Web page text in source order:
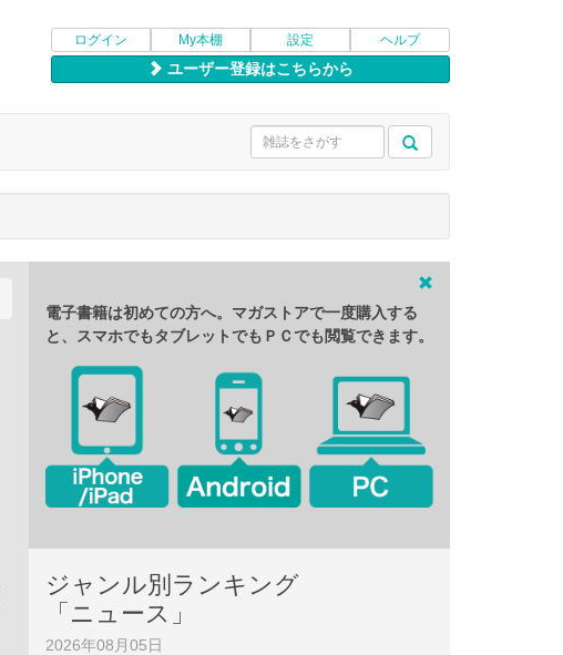
ログイン My本棚 設定 ヘルプ
ユーザー登録はこちらから
電子書籍は初めての方へ。マガストアで一度購入する
と、スマホでもタブレットでもＰＣでも閲覧できます。
ジャンル別ランキング
「ニュース」
2026年08月05日